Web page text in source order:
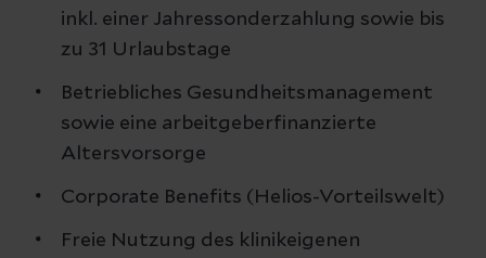
inkl. einer Jahressonderzahlung sowie bis
zu 31 Urlaubstage
Betriebliches Gesundheitsmanagement
sowie eine arbeitgeberfinanzierte
Altersvorsorge
Corporate Benefits (Helios-Vorteilswelt)
Freie Nutzung des klinikeigenen